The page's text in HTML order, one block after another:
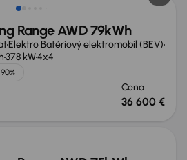
Range AWD 79kWh
Elektro Batériový elektromobil (BEV)
378 kW4x4
Cena
36 600 €